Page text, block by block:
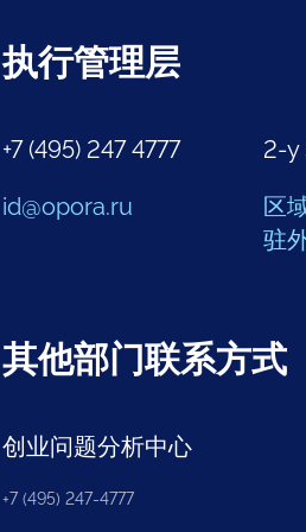
执行管理层
+7 (495) 247 4777
id@opora.ru
2-y
区
驻
其他部门联系方式
创业问题分析中心
+7 (495) 247-4777